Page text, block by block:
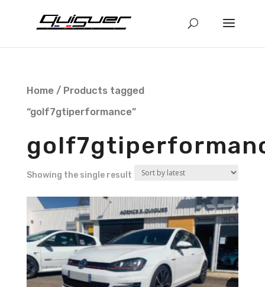
Home/ Products tagged
“golf7gtiperformance”
Showing the single result